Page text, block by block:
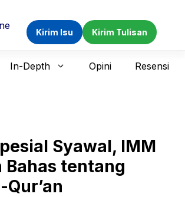
Kirim Isu Kirim Tulisan
In-Depth Opini Resensi
Syawal, IMM
Bahas tentang